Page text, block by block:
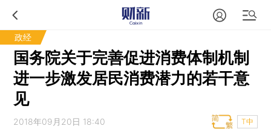
政经
国务院关于完善促进消费体制机制
进一步激发居民消费潜力的若干意
见
2018年09月20日 18:40 T中